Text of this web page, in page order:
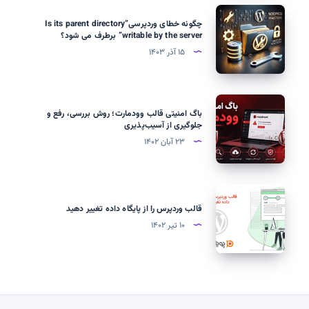
سرور
مجازی
نیاز
داریم؟
مقایسه
VPS
با
هاست
وردپرس
و
اشتراکی
چگونه
خطای
وردپرسی”Is
its
parent
directory
writable
by
the
server”
برطرف
می
شود؟
چگونه خطای وردپرسی”Is its parent directory
writable by the server” برطرف می شود؟
۱۵ آذر ۱۴۰۳
باگ
امنیتی
قالب
وودمارت؛
روش
بررسی،
رفع
و
جلوگیری
از
باگ امنیتی قالب وودمارت؛ روش بررسی، رفع و
جلوگیری از آسیب‌پذیری
۲۳ آبان ۱۴۰۲
قالب
وردپرس
را
از
پایگاه
تغییر
قالب وردپرس را از پایگاه داده تغییر دهید
۱۰ تیر ۱۴۰۲